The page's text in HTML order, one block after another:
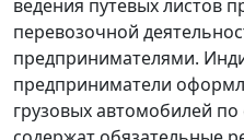
ведения путевых листов
перевозочной
предпринимателями.
предприниматели
грузовых автомобилей по